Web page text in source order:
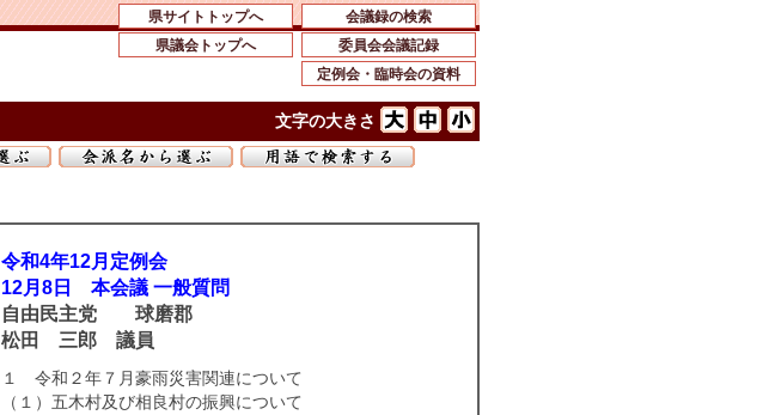
県サイトトップへ
県議会トップへ
会議録の検索
委員会会議記録
定例会・臨時会の資料
文字の大きさ
令和4年12月定例会
12月8日 本会議 一般質問
自由民主党 球磨郡
松田 三郎 議員
１ 令和２年７月豪雨災害関連について
（１）五木村及び相良村の振興について